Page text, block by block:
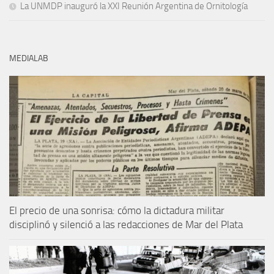
La UNMDP inauguró la XXI Reunión Argentina de Ornitología
MEDIALAB
El precio de una sonrisa: cómo la dictadura militar
disciplinó y silenció a las redacciones de Mar del Plata